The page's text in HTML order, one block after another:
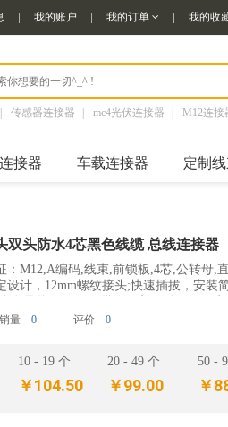
我的账户 我的订单 我的收
| 传感器连接器 | mc4光伏连接器 | M12连接
接器 车载连接器 定制
双头防水4芯黑色线缆 总线连接器
：M12,A编码,线束,前锁板,4芯,公转母,
设计，12mm螺纹接头;快速插拔，安装
汽车包装，标签和物流工厂自动化和现
销量 0 评价 0
10 - 19 个
￥104.50
20 - 49 个
￥99.00
50 -
￥